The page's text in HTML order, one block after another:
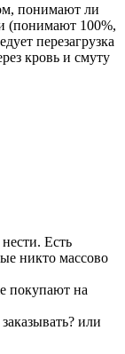
понимают ли
(понимают 100%,
перезагрузка
кровь и смуту
Есть
никто массово
покупают на
или